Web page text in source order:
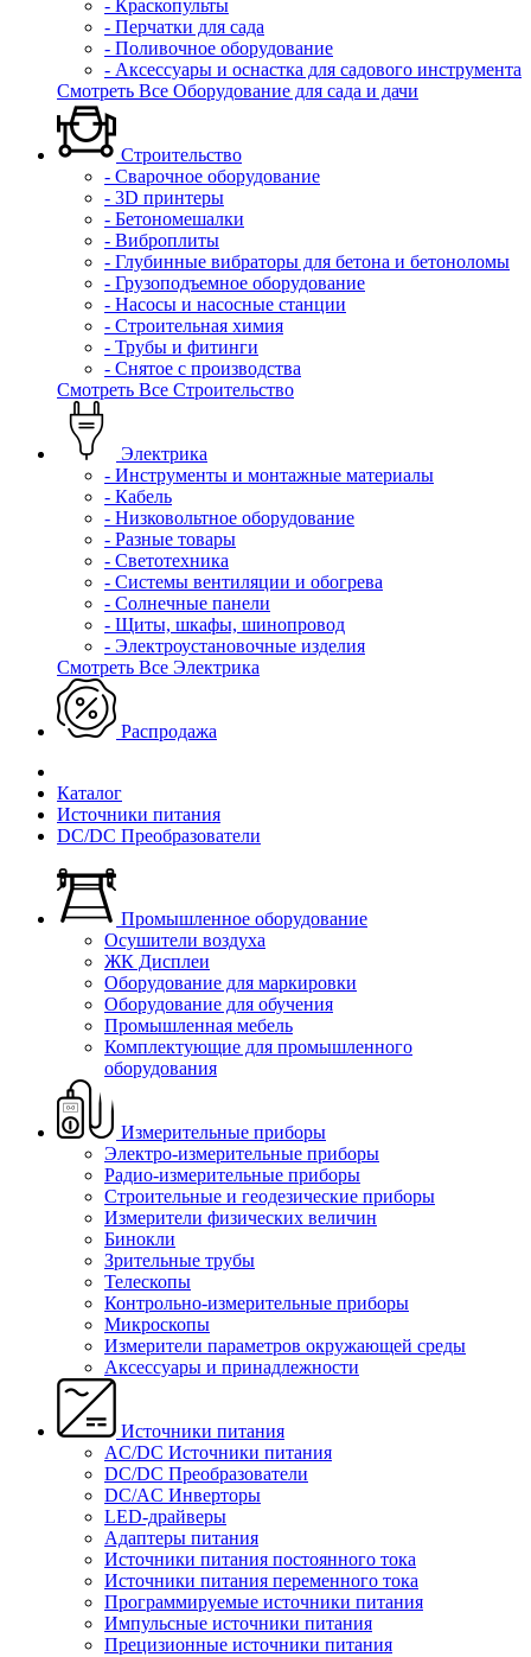
- Краскопульты
- Перчатки для сада
- Поливочное оборудование
- Аксессуары и оснастка для садового инструмента
Смотреть Все Оборудование для сада и дачи
Строительство
- Сварочное оборудование
- 3D принтеры
- Бетономешалки
- Виброплиты
- Глубинные вибраторы для бетона и бетоноломы
- Грузоподъемное оборудование
- Насосы и насосные станции
- Строительная химия
- Трубы и фитинги
- Снятое с производства
Смотреть Все Строительство
Электрика
- Инструменты и монтажные материалы
- Кабель
- Низковольтное оборудование
- Разные товары
- Светотехника
- Системы вентиляции и обогрева
- Солнечные панели
- Щиты, шкафы, шинопровод
- Электроустановочные изделия
Смотреть Все Электрика
Распродажа
Каталог
Источники питания
DC/DC Преобразователи
Промышленное оборудование
Осушители воздуха
ЖК Дисплеи
Оборудование для маркировки
Оборудование для обучения
Промышленная мебель
Комплектующие для промышленного
оборудования
Измерительные приборы
Электро-измерительные приборы
Радио-измерительные приборы
Строительные и геодезические приборы
Измерители физических величин
Бинокли
Зрительные трубы
Телескопы
Контрольно-измерительные приборы
Микроскопы
Измерители параметров окружающей среды
Аксессуары и принадлежности
Источники питания
AC/DC Источники питания
DC/DC Преобразователи
DC/AC Инверторы
LED-драйверы
Адаптеры питания
Источники питания постоянного тока
Источники питания переменного тока
Программируемые источники питания
Импульсные источники питания
Прецизионные источники питания